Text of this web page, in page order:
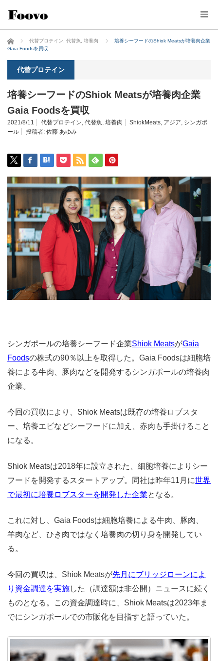
ホーム 代替プロテイン 代替魚 培養肉
培養シーフードのShiok Meatsが培養肉企業
Gaia Foodsを買収
代替プロテイン
培養シーフードのShiok Meatsが培養肉企業
Gaia Foodsを買収
2021/8/11 代替プロテイン, 代替魚, 培養肉 ShiokMeats, アジア, シンガポ
ール
投稿者: 佐藤 あゆみ
シンガポールの培養シーフード企業Shiok MeatsがGaia
Foodsの株式の90％以上を取得した。Gaia Foodsは細胞培
養による牛肉、豚肉などを開発するシンガポールの培養肉
企業。
今回の買収により、Shiok Meatsは既存の培養ロブスタ
ー、培養エビなどシーフードに加え、赤肉も手掛けること
になる。
Shiok Meatsは2018年に設立された、細胞培養によりシー
フードを開発するスタートアップ。同社は昨年11月に世界
で最初に培養ロブスターを開発した企業となる。
これに対し、Gaia Foodsは細胞培養による牛肉、豚肉、
羊肉など、ひき肉ではなく培養肉の切り身を開発してい
る。
今回の買収は、Shiok Meatsが先月にブリッジローンによ
り資金調達を実施した（調達額は非公開）ニュースに続く
ものとなる。この資金調達時に、Shiok Meatsは2023年ま
でにシンガポールでの市販化を目指すと語っていた。